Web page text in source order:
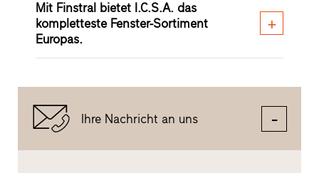
Mit Finstral bietet I.C.S.A. das
kompletteste Fenster-Sortiment
Europas.
Ihre Nachricht an uns